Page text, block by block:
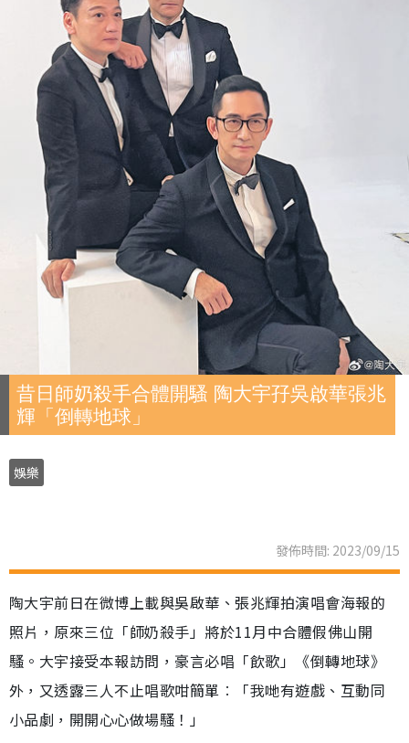
昔日師奶殺手合體開騷 陶大宇孖吳啟華張兆
輝「倒轉地球」
娛樂
發佈時間: 2023/09/15
陶大宇前日在微博上載與吳啟華、張兆輝拍演唱會海報的
照片，原來三位「師奶殺手」將於11月中合體假佛山開
騷。大宇接受本報訪問，豪言必唱「飲歌」《倒轉地球》
外，又透露三人不止唱歌咁簡單︰「我哋有遊戲、互動同
小品劇，開開心心做場騷！」